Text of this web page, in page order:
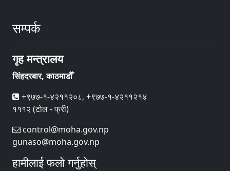
सम्पर्क
गृह मन्त्रालय
सिंहदरबार, काठमाडौँ
+९७७-१-४२११२०८, +९७७-१-४२११२१४
१११२ (टोल - फ्री)
control@moha.gov.np
gunaso@moha.gov.np
हामीलाई फलो गर्नुहोस्